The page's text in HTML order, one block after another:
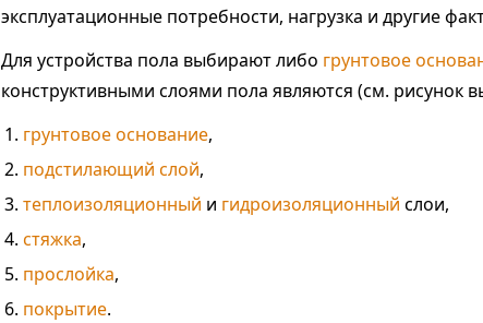
эксплуатационные потребности, нагрузка и другие
Для устройства пола выбирают либо грунтовое
конструктивными слоями пола являются (см. рисунок
грунтовое основание,
подстилающий слой,
теплоизоляционный и гидроизоляционный слои,
стяжка,
прослойка,
покрытие.